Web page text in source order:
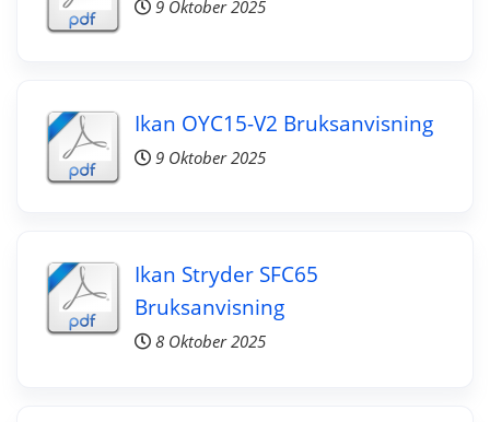
9 Oktober 2025
Ikan OYC15-V2 Bruksanvisning
9 Oktober 2025
Ikan Stryder SFC65
Bruksanvisning
8 Oktober 2025